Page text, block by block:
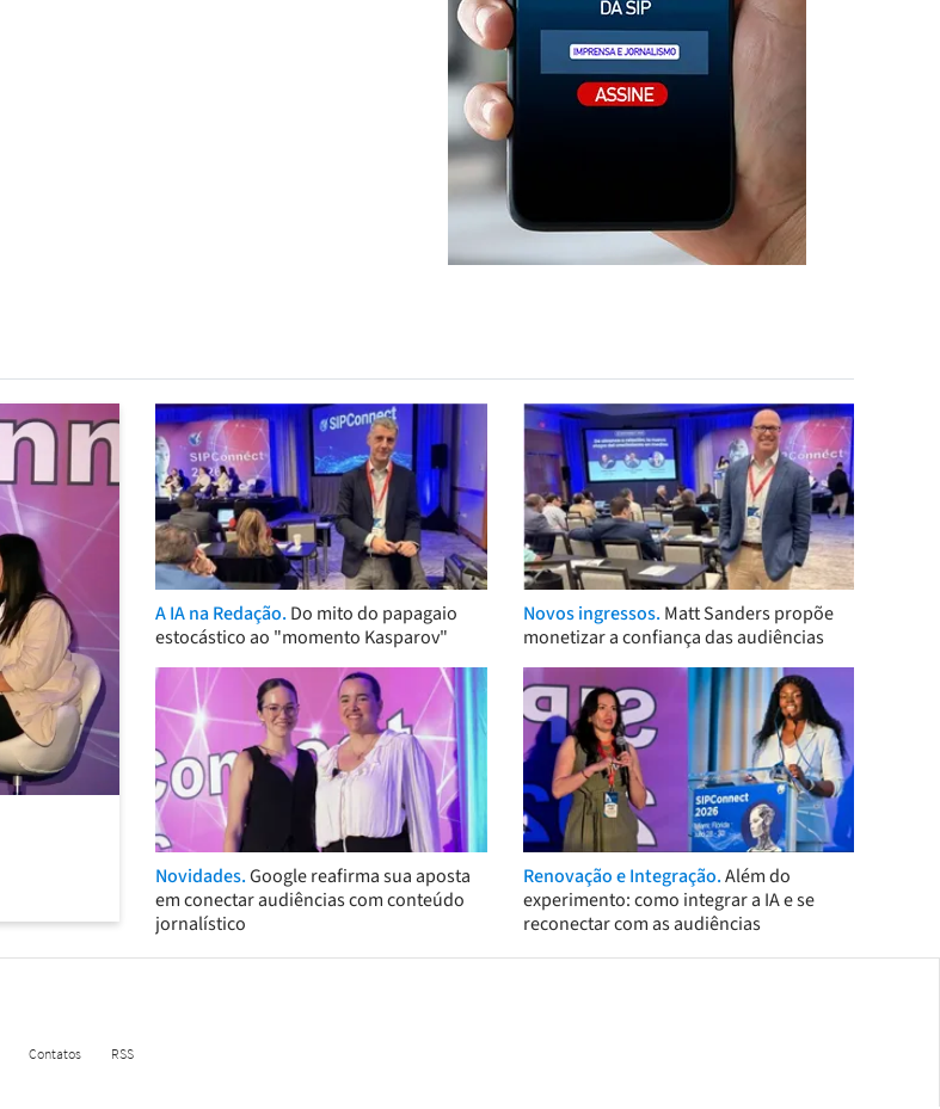
A IA na Redação. Do mito do papagaio
estocástico ao "momento Kasparov"
Novos ingressos. Matt Sanders propõe
monetizar a confiança das audiências
Novidades.Google reafirma sua aposta
em conectar audiências com conteúdo
jornalístico
Renovação e Integração.Além do
experimento: como integrar a IA e se
reconectar com as audiências
Contatos RSS